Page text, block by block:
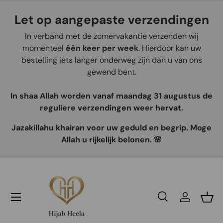
Aller au contenu
Let op aangepaste verzendingen
In verband met de zomervakantie verzenden wij
momenteel één keer per week. Hierdoor kan uw
bestelling iets langer onderweg zijn dan u van ons
gewend bent.
In shaa Allah worden vanaf maandag 31 augustus de
reguliere verzendingen weer hervat.
Jazakillahu khairan voor uw geduld en begrip. Moge
Allah u rijkelijk belonen. 🌸
Recherche
Se